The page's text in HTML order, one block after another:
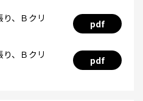
、Ｂクリ
pdf
、Ｂクリ
pdf